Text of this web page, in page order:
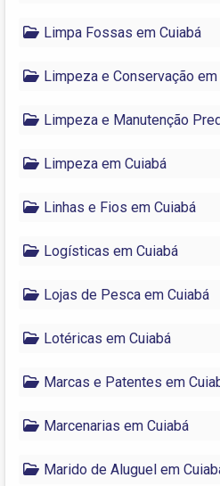
Limpa Fossas em Cuiabá
Limpeza e Conservação em
Limpeza e Manutenção
Limpeza em Cuiabá
Linhas e Fios em Cuiabá
Logísticas em Cuiabá
Lojas de Pesca em Cuiabá
Lotéricas em Cuiabá
Marcas e Patentes em
Marcenarias em Cuiabá
Marido de Aluguel em